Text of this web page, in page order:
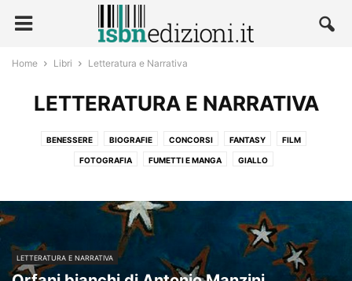
Home Libri Letteratura e Narrativa
LETTERATURA E NARRATIVA
BENESSERE BIOGRAFIE CONCORSI FANTASY FILM
FOTOGRAFIA FUMETTI E MANGA GIALLO
ROMANZI ROSA SCIENZE SPORT TECNOLOGIA E MEDICINA
TEMPO LIBERO
LETTERATURA E NARRATIVA